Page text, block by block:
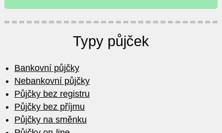
Typy půjček
Bankovní půjčky
Nebankovní půjčky
Půjčky bez registru
Půjčky bez příjmu
Půjčky na směnku